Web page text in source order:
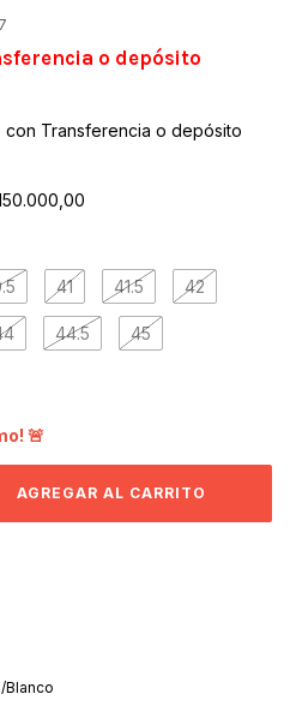
o depósito
con Transferencia o depósito
41 41.5 42
44.5 45
🚨
Blanco